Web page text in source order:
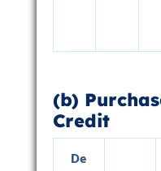
(b)
Credit
De